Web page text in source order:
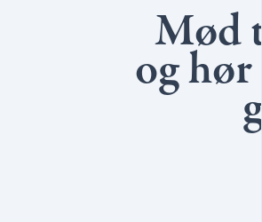
Mød
og hør